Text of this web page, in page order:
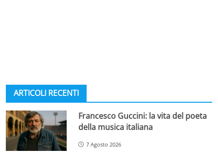
ARTICOLI RECENTI
Francesco Guccini: la vita del poeta
della musica italiana
7 Agosto 2026